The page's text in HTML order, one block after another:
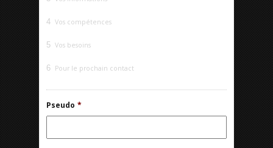
4 Vos compétences
5 Vos besoins
6 Pour le prochain contact
Pseudo *